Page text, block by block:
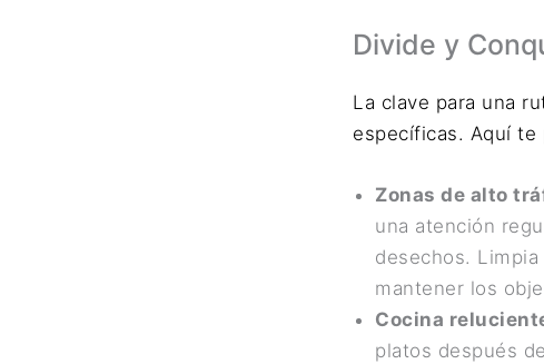
Divide y
La clave para una
específicas. Aquí te
Zonas de alto
una atención
desechos.
mantener los
Cocina
platos después